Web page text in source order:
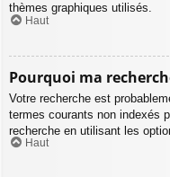
thèmes graphiques utilisés.
Haut
Pourquoi ma
Votre recherche est
termes courants non indexés
recherche en utilisant les
Haut